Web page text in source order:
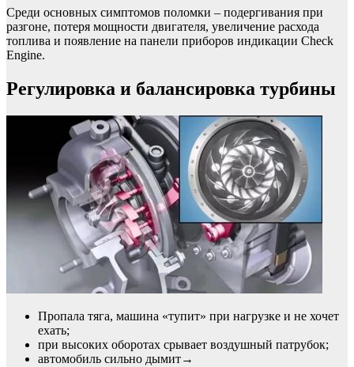
Среди основных симптомов поломки – подергивания при
разгоне, потеря мощности двигателя, увеличение расхода
топлива и появление на панели приборов индикации Check
Engine.
Регулировка и балансировка турбины
Пропала тяга, машина «тупит» при нагрузке и не хочет
ехать;
при высоких оборотах срывает воздушный патрубок;
автомобиль сильно дымит→